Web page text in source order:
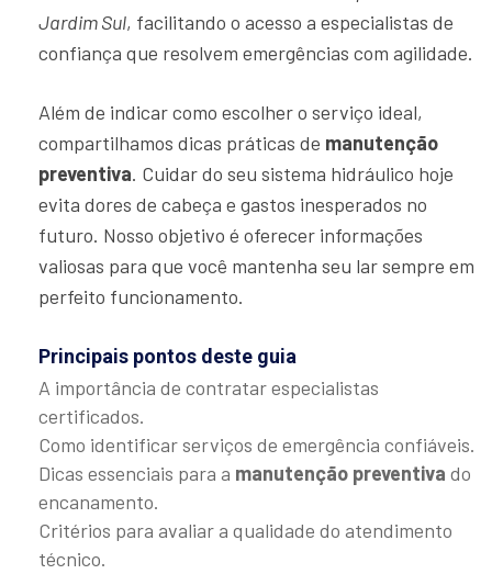
Jardim Sul, facilitando o acesso a especialistas de
confiança que resolvem emergências com agilidade.
Além de indicar como escolher o serviço ideal,
compartilhamos dicas práticas de manutenção
preventiva. Cuidar do seu sistema hidráulico hoje
evita dores de cabeça e gastos inesperados no
futuro. Nosso objetivo é oferecer informações
valiosas para que você mantenha seu lar sempre em
perfeito funcionamento.
Principais pontos deste guia
A importância de contratar especialistas
certificados.
Como identificar serviços de emergência confiáveis.
Dicas essenciais para a manutenção preventiva do
encanamento.
Critérios para avaliar a qualidade do atendimento
técnico.